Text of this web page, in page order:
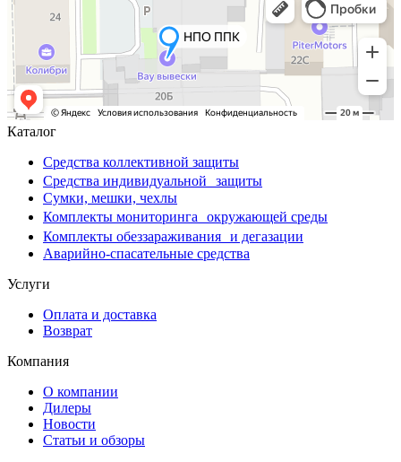
Каталог
Средства коллективной защиты
Средства индивидуальной защиты
Сумки, мешки, чехлы
Комплекты мониторинга окружающей среды
Комплекты обеззараживания и дегазации
Аварийно-спасательные средства
Услуги
Оплата и доставка
Возврат
Компания
О компании
Дилеры
Новости
Статьи и обзоры